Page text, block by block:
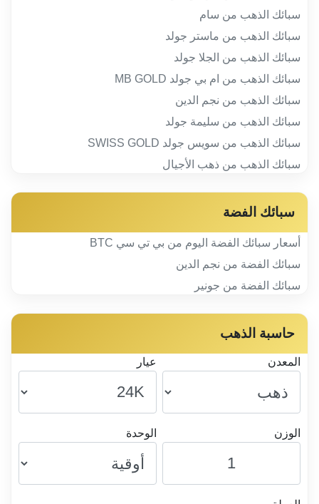
سبائك الذهب من سام
سبائك الذهب من ماستر جولد
سبائك الذهب من الجلا جولد
سبائك الذهب من ام بي جولد MB GOLD
سبائك الذهب من نجم الدين
سبائك الذهب من سليمة جولد
سبائك الذهب من سويس جولد SWISS GOLD
سبائك الذهب من ذهب الأجيال
سبائك الفضة
أسعار سبائك الفضة اليوم من بي تي سي BTC
سبائك الفضة من نجم الدين
سبائك الفضة من جونير
حاسبة الذهب
المعدن عيار
الوزن الوحدة